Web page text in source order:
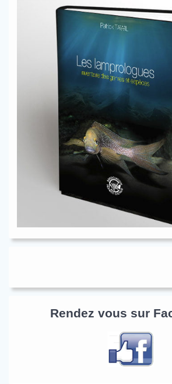
Rendez vous sur